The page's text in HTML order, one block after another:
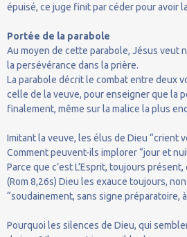
épuisé, ce juge finit par céder pour avoir
Portée de la parabole
Au moyen de cette parabole, Jésus veut
la persévérance dans la prière.
La parabole décrit le combat entre deux
celle de la veuve, pour enseigner que la
finalement, même sur la malice la plus
Imitant la veuve, les élus de Dieu “crient
Comment peuvent-ils implorer “jour et
Parce que c’est L’Esprit, toujours
(Rom 8,26s) Dieu les exauce toujours,
“soudainement, sans signe préparatoire,
Pourquoi les silences de Dieu, qui